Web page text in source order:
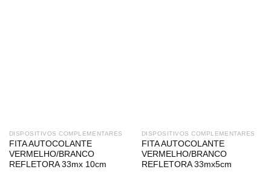
DISPOSITIVOS COMPLEMENTARES
FITA AUTOCOLANTE
VERMELHO/BRANCO
REFLETORA 33mx 10cm
DISPOSITIVOS COMPLEMENTARES
FITA AUTOCOLANTE
VERMELHO/BRANCO
REFLETORA 33mx5cm